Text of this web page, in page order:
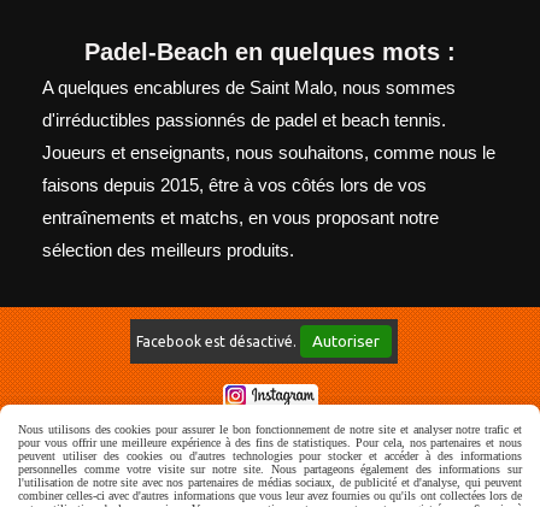
Padel-Beach en quelques mots :
A quelques encablures de Saint Malo, nous sommes
d'irréductibles passionnés de padel et beach tennis.
Joueurs et enseignants, nous souhaitons, comme nous le
faisons depuis 2015, être à vos côtés lors de vos
entraînements et matchs, en vous proposant notre
sélection des meilleurs produits.
Facebook est désactivé. Autoriser
Mentions Légales Conditions générales de vente
Politique de
confidentialité
Gestion cookies Mon Compte Livraison
Nous utilisons des cookies pour assurer le bon fonctionnement de notre site et analyser notre trafic et
pour vous offrir une meilleure expérience à des fins de statistiques. Pour cela, nos partenaires et nous
peuvent utiliser des cookies ou d'autres technologies pour stocker et accéder à des informations
personnelles comme votre visite sur notre site. Nous partageons également des informations sur
l'utilisation de notre site avec nos partenaires de médias sociaux, de publicité et d'analyse, qui peuvent
combiner celles-ci avec d'autres informations que vous leur avez fournies ou qu'ils ont collectées lors de